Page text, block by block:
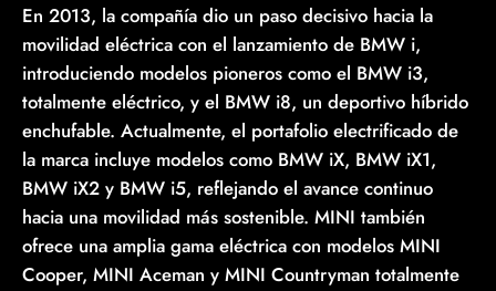
En 2013, la compañía dio un paso decisivo hacia la
movilidad eléctrica con el lanzamiento de BMW i,
introduciendo modelos pioneros como el BMW i3,
totalmente eléctrico, y el BMW i8, un deportivo híbrido
enchufable. Actualmente, el portafolio electrificado de
la marca incluye modelos como BMW iX, BMW iX1,
BMW iX2 y BMW i5, reflejando el avance continuo
hacia una movilidad más sostenible. MINI también
ofrece una amplia gama eléctrica con modelos MINI
Cooper, MINI Aceman y MINI Countryman totalmente